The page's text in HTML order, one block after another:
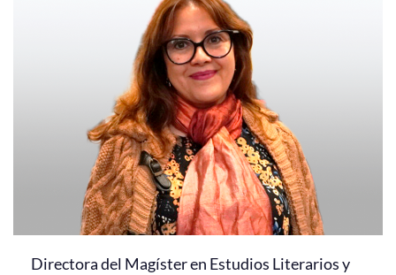
Directora del Magíster en Estudios Literarios y